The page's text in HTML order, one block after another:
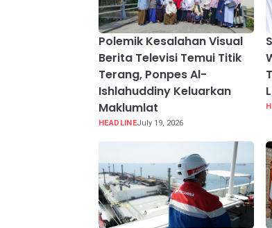
Polemik Kesalahan Visual
Berita Televisi Temui Titik
Terang, Ponpes Al-
Ishlahuddiny Keluarkan
Maklumlat
HEADLINEJuly 19, 2026